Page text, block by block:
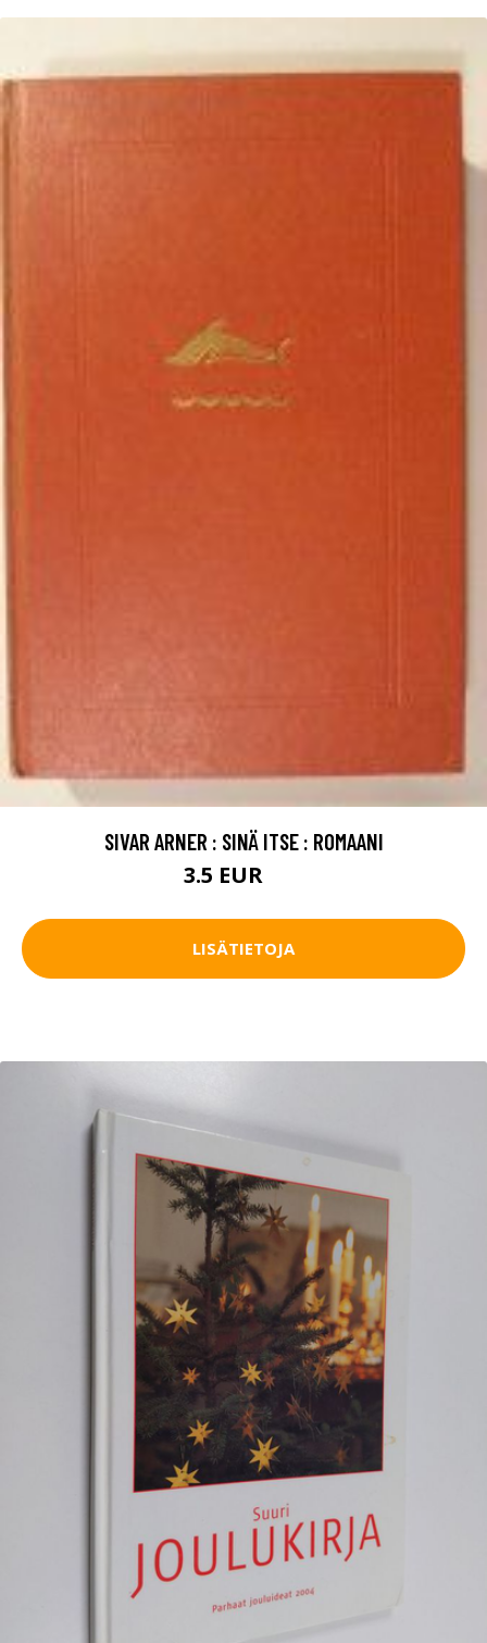
SIVAR ARNER : SINÄ ITSE : ROMAANI
3.5 EUR
LISÄTIETOJA